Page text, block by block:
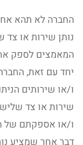
החברה לא תהא
נותן שירות או
המאמצים לספק
יחד עם זאת,
ו/או שירותים
שירות או צד
ו/או אספקתם של
דבר אחר שמציע